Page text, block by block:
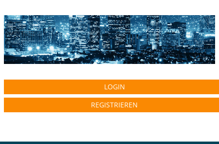
LOGIN
REGISTRIEREN